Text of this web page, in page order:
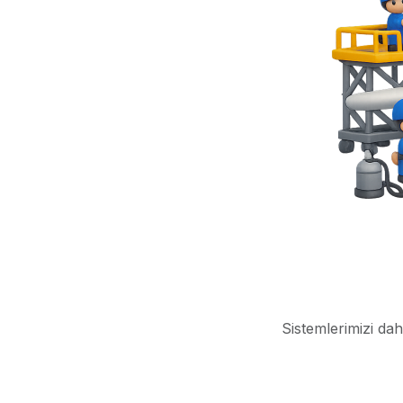
Sistemlerimizi